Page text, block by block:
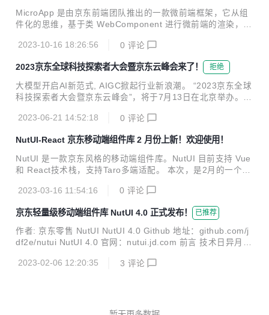
MicroApp 是由京东前端团队推出的一款微前端框架，它从组
件化的思维，基于类 WebComponent 进行微前端的渲染，旨
不和业务绑定，可以用于任何前端框架。
2023-10-16 18:26:56 0 评论
2023京东全球科技探索者大会暨京东云峰会来了！ 拒绝
大模型开启AI新范式, AIGC掀起行业新浪潮。 “2023京东全球
科技探索者大会暨京东云峰会”，将于7月13日在北京举办。
度融合，将重磅发布京东大模型，推出新一代数字基础设施，
新视角，新产品，新合作。本次大会，除上午主论坛外，下午
并行京东技术实践、数字基础设施、数智零售、健康科技、供
应链金融科技、物流数智时空、数字城市、数智金融、京东科
科技探索者大会暨京东云峰会”，用科技点燃产业烟火，用实
2023-06-21 14:52:18 0 评论
NutUI-React 京东移动端组件库 2 月份上新！欢迎使用！
NutUI 是一款京东风格的移动端组件库。NutUI 目前支持 Vue
和 React技术栈，支持Taro多端适配。 本次，是2月的一个示
复、增加示例上做了急行军，共合并70+PR，修复近40个issu
e。这里我们选取一些组件的新增示例，供您参考！ 期待您早
日成为我们共建大军中的一员！ 官网GitHub:点击进入 欢迎共
建、使用！ Badge：样式自定义 核心代码： const customT
heme = { nutuiBadgeBorderRadius: '12px 12px 12px 0', }
2023-03-16 11:54:16 0 评论
京东轻量级移动端组件库 NutUI 4.0 正式发布！ 已推荐
作者: 京东零售 NutUI NutUI 4.0 Github 地址：github.com/j
df2e/nutui NutUI 4.0 官网：nutui.jd.com 前言 技术日异月
v2.0、v3.0 三次技术蜕变，仍面临很多兼容、破坏性调整的需
0。 NutUI 4.0 带来了 CSS 动态主题、icon 图标库、自动按
2023-02-06 12:20:35 3 评论